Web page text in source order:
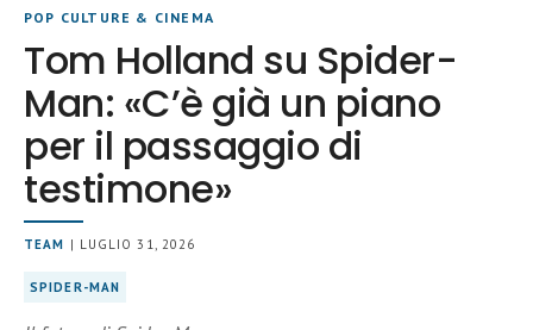
POP CULTURE & CINEMA
Tom Holland su Spider-
Man: «C’è già un piano
per il passaggio di
testimone»
TEAM | LUGLIO 31, 2026
SPIDER-MAN